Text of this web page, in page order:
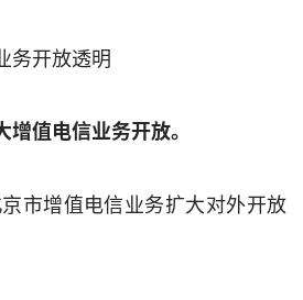
务开放透明
增值电信业务开放。
市增值电信业务扩大对外开放